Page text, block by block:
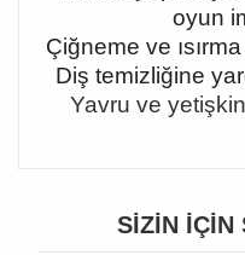
oyun
Çiğneme ve
Diş temizliğine
Yavru ve
SIZIN İÇIN